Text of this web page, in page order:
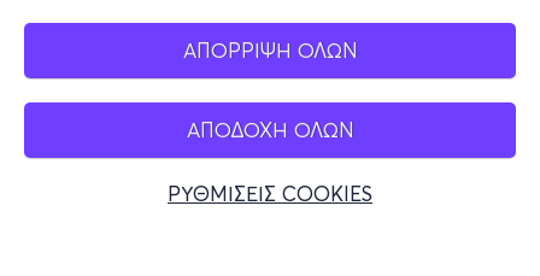
ΑΠΟΡΡΙΨΗ ΟΛΩΝ
ΑΠΟΔΟΧΗ ΟΛΩΝ
ΡΥΘΜΙΣΕΙΣ COOKIES
Mobile app